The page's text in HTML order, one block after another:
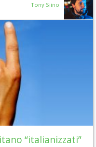
Tony Siino
“italianizzati”